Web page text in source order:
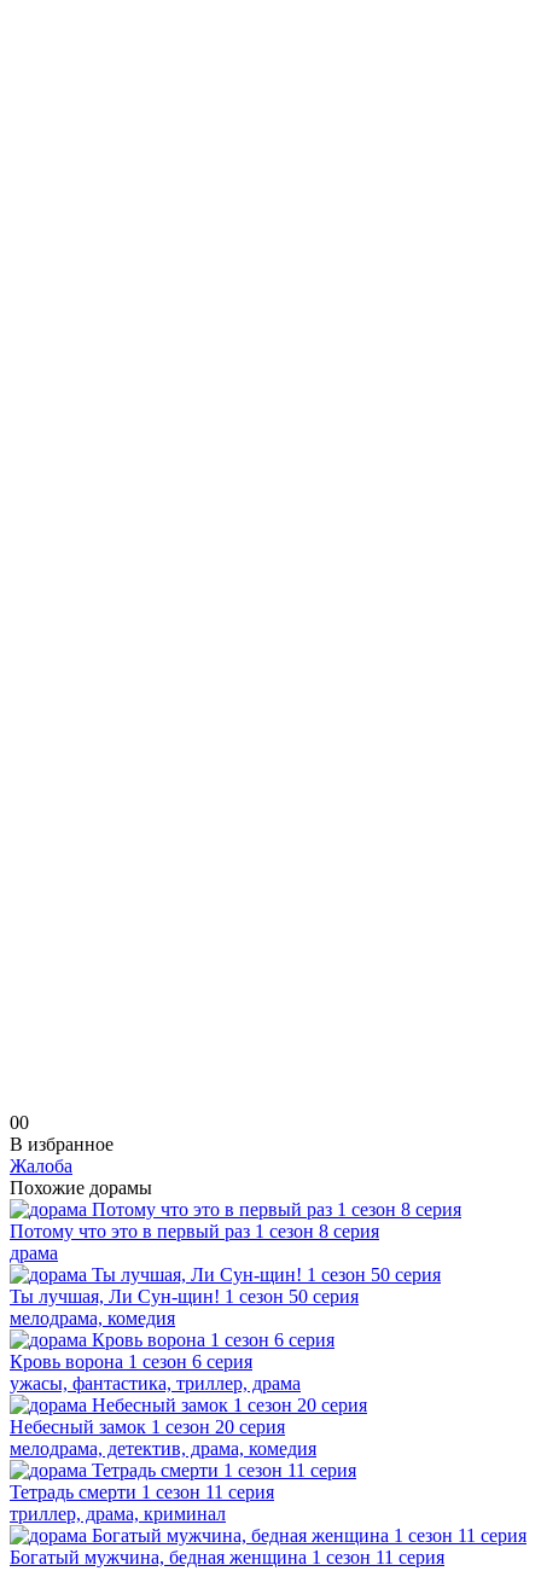
00
В избранное
Жалоба
Похожие дорамы
Потому что это в первый раз 1 сезон 8 серия
драма
Ты лучшая, Ли Сун-щин! 1 сезон 50 серия
мелодрама, комедия
Кровь ворона 1 сезон 6 серия
ужасы, фантастика, триллер, драма
Небесный замок 1 сезон 20 серия
мелодрама, детектив, драма, комедия
Тетрадь смерти 1 сезон 11 серия
триллер, драма, криминал
Богатый мужчина, бедная женщина 1 сезон 11 серия